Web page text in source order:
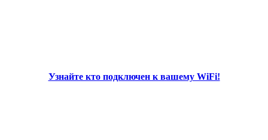
Узнайте кто подключен к вашему WiFi!